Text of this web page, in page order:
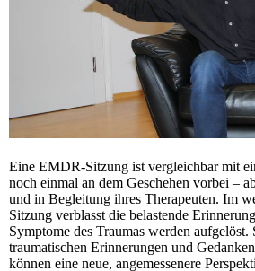
Eine EMDR-Sitzung ist vergleichbar mit
noch einmal an dem Geschehen vorbei –
und in Begleitung ihres Therapeuten. Im
Sitzung verblasst die belastende
Symptome des Traumas werden aufgelöst.
traumatischen Erinnerungen und
können eine neue, angemessenere